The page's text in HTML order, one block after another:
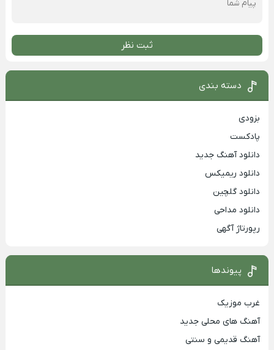
ثبت نظر
دسته بندی
بزودی
پادکست
دانلود آهنگ جدید
دانلود ریمیکس
دانلود گلچین
دانلود مداحی
رپورتاژ آگهی
پیوندها
غرب موزیک
آهنگ های محلی جدید
آهنگ قدیمی و سنتی